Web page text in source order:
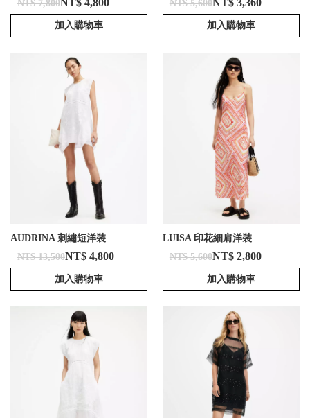
NT$ 7,800NT$ 4,800
加入購物車
NT$ 5,600NT$ 3,360
加入購物車
AUDRINA 刺繡短洋裝
NT$ 13,500NT$ 4,800
加入購物車
LUISA 印花細肩洋裝
NT$ 5,600NT$ 2,800
加入購物車